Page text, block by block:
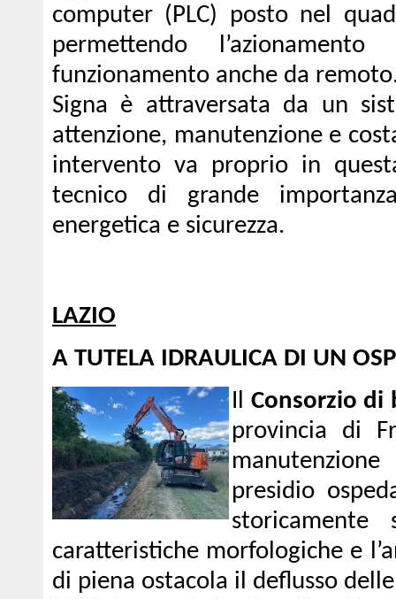
computer (PLC) posto nel
permettendo
funzionamento anche da
Signa è attraversata da un
attenzione, manutenzione e
intervento va proprio in
tecnico di grande
energetica e sicurezza.
LAZIO
A TUTELA IDRAULICA DI UN
Il Consorzio di
provincia di
presidio
caratteristiche morfologiche e
di piena ostacola il deflusso